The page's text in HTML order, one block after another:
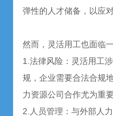
弹性的人才储备，以应
然而，灵活用工也面临
1.法律风险：灵活用工
规，企业需要合法合规
力资源公司合作尤为重要
2.人员管理：与外部人